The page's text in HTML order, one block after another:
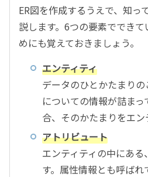
ER図を作成するうえで、知っ
説します。6つの要素ででき
めにも覚えておきましょう。
エンティティ
データのひとかたまり
についての情報が詰ま
合、そのかたまりをエン
アトリビュート
エンティティの中にあ
す。属性情報とも呼ば